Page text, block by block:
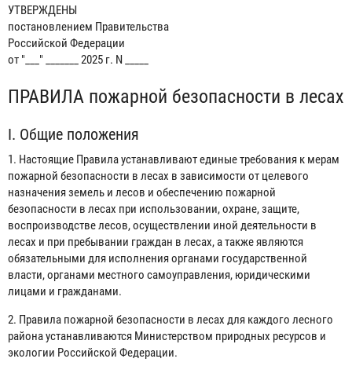
УТВЕРЖДЕНЫ
постановлением Правительства
Российской Федерации
от "___" _______ 2025 г. N _____
ПРАВИЛА пожарной безопасности в лесах
I. Общие положения
1. Настоящие Правила устанавливают единые требования к мерам
пожарной безопасности в лесах в зависимости от целевого
назначения земель и лесов и обеспечению пожарной
безопасности в лесах при использовании, охране, защите,
воспроизводстве лесов, осуществлении иной деятельности в
лесах и при пребывании граждан в лесах, а также являются
обязательными для исполнения органами государственной
власти, органами местного самоуправления, юридическими
лицами и гражданами.
2. Правила пожарной безопасности в лесах для каждого лесного
района устанавливаются Министерством природных ресурсов и
экологии Российской Федерации.